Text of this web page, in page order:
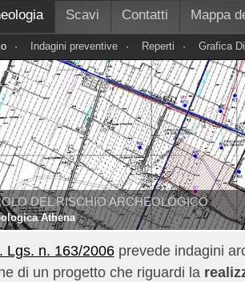
Scavi Contatti Mappa
· Indagini preventive · Reperti · Grafica
DEL RISCHIO ARCHEOLOGICO
Athena
Lgs. n. 163/2006prevede indagini
di un progetto che riguardi la